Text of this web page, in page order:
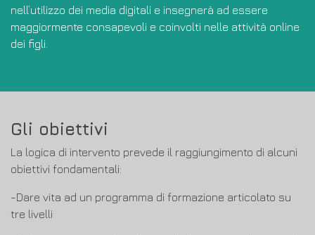
nell’utilizzo dei media digitali e insegnerà ad essere
maggiormente consapevoli e coinvolti nelle attività online
dei figli.
Gli obiettivi
La logica di intervento prevede il raggiungimento di alcuni
obiettivi fondamentali:
-Dare vita ad un programma di formazione articolato su
tre livelli